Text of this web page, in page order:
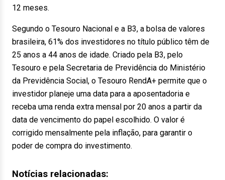
12 meses.
Segundo o Tesouro Nacional e a B3, a bolsa de valores
brasileira, 61% dos investidores no título público têm de
25 anos a 44 anos de idade. Criado pela B3, pelo
Tesouro e pela Secretaria de Previdência do Ministério
da Previdência Social, o Tesouro RendA+ permite que o
investidor planeje uma data para a aposentadoria e
receba uma renda extra mensal por 20 anos a partir da
data de vencimento do papel escolhido. O valor é
corrigido mensalmente pela inflação, para garantir o
poder de compra do investimento.
Notícias relacionadas: